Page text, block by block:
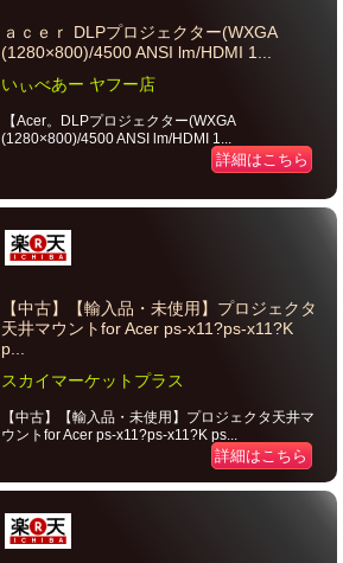
ａｃｅｒ DLPプロジェクター(WXGA
(1280×800)/4500 ANSI lm/HDMI 1...
いぃべあー ヤフー店
【Acer。DLPプロジェクター(WXGA
(1280×800)/4500 ANSI lm/HDMI 1...
詳細はこちら
【中古】【輸入品・未使用】プロジェクタ
天井マウントfor Acer ps-x11?ps-x11?K
p...
スカイマーケットプラス
【中古】【輸入品・未使用】プロジェクタ天井マ
ウントfor Acer ps-x11?ps-x11?K ps...
詳細はこちら